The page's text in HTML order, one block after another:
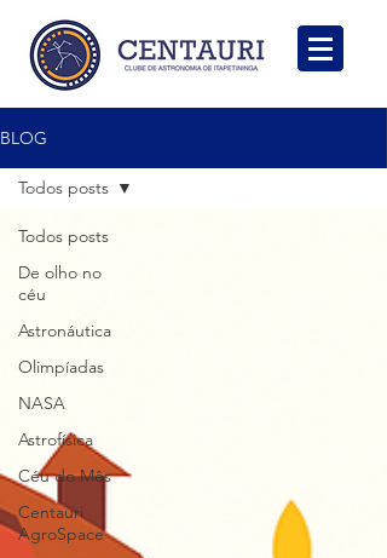
BLOG
Todos posts
De olho no
céu
Astronáutica
Olimpíadas
NASA
Astrofísica
Céu do Mês
Centauri
AgroSpace
Todos posts